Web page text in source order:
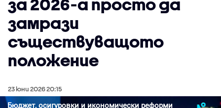
за 2026-а просто да
замрази
съществуващото
положение
23 юни 2026 20:15